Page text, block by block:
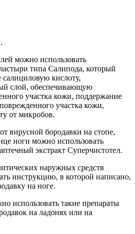
можно использовать
типа Салипода, который
салициловую кислоту,
слой, обеспечивающую
участка кожи, поддержание
участка кожи,
от микробов.
вирусной бородавки на стопе,
ноги можно использовать
экстракт Суперчистотел.
наружных средств
инструкцию, в которой написано,
на ноге.
использовать такие препараты
на ладонях или на